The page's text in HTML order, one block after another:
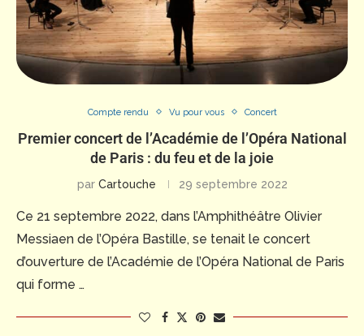
Compte rendu Vu pour vous Concert
Premier concert de l’Académie de l’Opéra National
de Paris : du feu et de la joie
par Cartouche 29 septembre 2022
Ce 21 septembre 2022, dans l’Amphithéâtre Olivier
Messiaen de l’Opéra Bastille, se tenait le concert
d’ouverture de l’Académie de l’Opéra National de Paris
qui forme …